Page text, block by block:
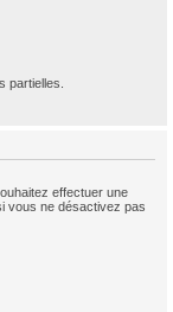
partielles.
effectuer une
vous ne désactivez pas